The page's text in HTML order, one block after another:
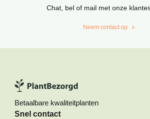
Chat, bel of mail met onze
Neem contact op
Betaalbare kwaliteitplanten
Snel contact